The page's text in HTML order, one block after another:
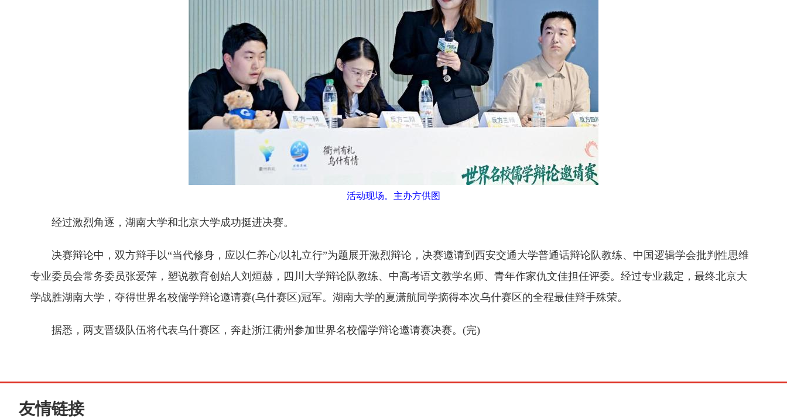
活动现场。主办方供图
经过激烈角逐，湖南大学和北京大学成功挺进决赛。
决赛辩论中，双方辩手以“当代修身，应以仁养心/以礼立行”为题展开激烈辩论，决赛邀请到西安交通大学普通话辩论队教练、中国逻辑学会批判性思维
专业委员会常务委员张爱萍，塑说教育创始人刘烜赫，四川大学辩论队教练、中高考语文教学名师、青年作家仇文佳担任评委。经过专业裁定，最终北京大
学战胜湖南大学，夺得世界名校儒学辩论邀请赛(乌什赛区)冠军。湖南大学的夏潇航同学摘得本次乌什赛区的全程最佳辩手殊荣。
据悉，两支晋级队伍将代表乌什赛区，奔赴浙江衢州参加世界名校儒学辩论邀请赛决赛。(完)
友情链接